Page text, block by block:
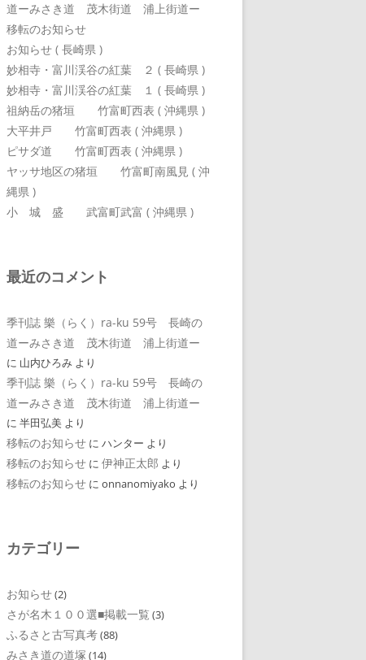
道ーみさき道 茂木街道 浦上街道ー
移転のお知らせ
お知らせ ( 長崎県 )
妙相寺・富川渓谷の紅葉 ２ ( 長崎県 )
妙相寺・富川渓谷の紅葉 １ ( 長崎県 )
祖納岳の猪垣 竹富町西表 ( 沖縄県 )
大平井戸 竹富町西表 ( 沖縄県 )
ピサダ道 竹富町西表 ( 沖縄県 )
ヤッサ地区の猪垣 竹富町南風見 ( 沖
縄県 )
小 城 盛 武富町武富 ( 沖縄県 )
最近のコメント
季刊誌 樂（らく）ra-ku 59号 長崎の
道ーみさき道 茂木街道 浦上街道ー
に 山内ひろみ より
季刊誌 樂（らく）ra-ku 59号 長崎の
道ーみさき道 茂木街道 浦上街道ー
に 半田弘美 より
移転のお知らせ に ハンター より
移転のお知らせ に 伊神正太郎 より
移転のお知らせ に onnanomiyako より
カテゴリー
お知らせ(2)
さが名木１００選■掲載一覧 (3)
ふるさと古写真考(88)
みさき道の道塚 (14)